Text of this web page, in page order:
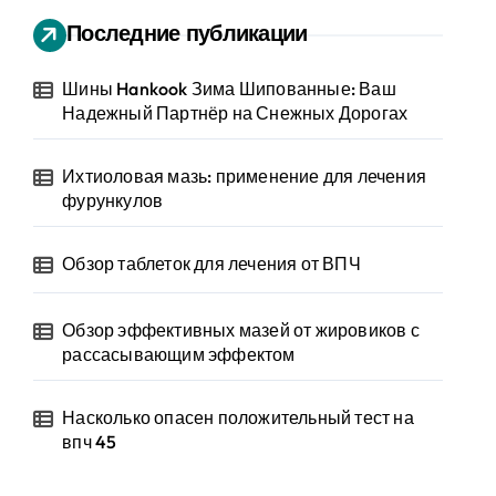
Последние публикации
Шины Hankook Зима Шипованные: Ваш
Надежный Партнёр на Снежных Дорогах
Ихтиоловая мазь: применение для лечения
фурункулов
Обзор таблеток для лечения от ВПЧ
Обзор эффективных мазей от жировиков с
рассасывающим эффектом
Насколько опасен положительный тест на
впч 45